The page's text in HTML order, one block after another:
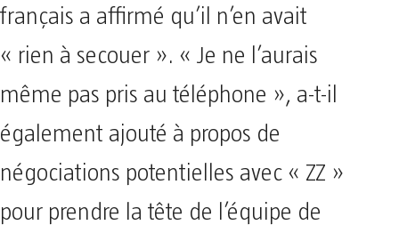
français a affirmé qu’il n’en avait
« rien à secouer ». « Je ne l’aurais
même pas pris au téléphone », a-t-il
également ajouté à propos de
négociations potentielles avec « ZZ »
pour prendre la tête de l’équipe de